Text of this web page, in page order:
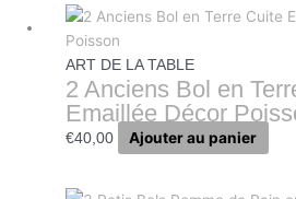
ART DE LA TABLE
2 Anciens Bol en
Emaillée Décor
€40,00 Ajouter au panier